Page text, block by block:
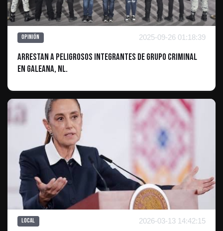
Opinión 2025-09-26 01:18:39
Arrestan a Peligrosos Integrantes de Grupo Criminal
en Galeana, NL.
Local 2026-03-13 14:42:15